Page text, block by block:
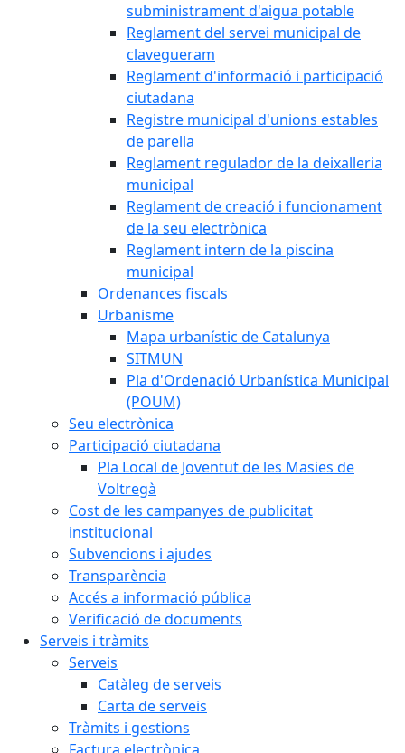
subministrament d'aigua potable
Reglament del servei municipal de
clavegueram
Reglament d'informació i participació
ciutadana
Registre municipal d'unions estables
de parella
Reglament regulador de la deixalleria
municipal
Reglament de creació i funcionament
de la seu electrònica
Reglament intern de la piscina
municipal
Ordenances fiscals
Urbanisme
Mapa urbanístic de Catalunya
SITMUN
Pla d'Ordenació Urbanística Municipal
(POUM)
Seu electrònica
Participació ciutadana
Pla Local de Joventut de les Masies de
Voltregà
Cost de les campanyes de publicitat
institucional
Subvencions i ajudes
Transparència
Accés a informació pública
Verificació de documents
Serveis i tràmits
Serveis
Catàleg de serveis
Carta de serveis
Tràmits i gestions